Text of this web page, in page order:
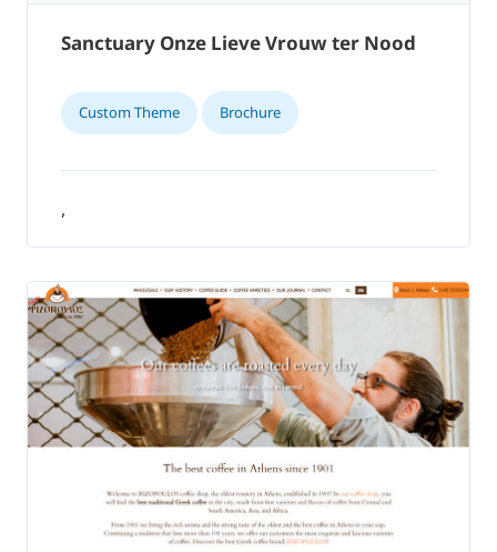
Sanctuary Onze Lieve Vrouw ter Nood
Custom Theme Brochure
,